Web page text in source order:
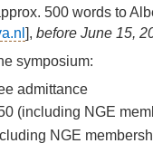
500 words to
], before June 15,
symposium:
admittance
(including NGE
NGE